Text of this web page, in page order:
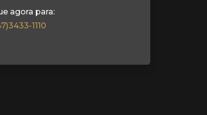
agora para:
1110